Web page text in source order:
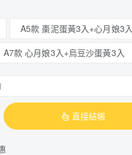
A5款 棗泥蛋黃3入+心月娘3入
A7款 心月娘3入+烏豆沙蛋黃3入
直接結帳